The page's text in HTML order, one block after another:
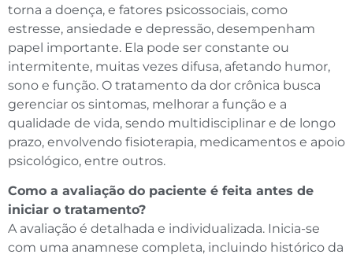
torna a doença, e fatores psicossociais, como
estresse, ansiedade e depressão, desempenham
papel importante. Ela pode ser constante ou
intermitente, muitas vezes difusa, afetando humor,
sono e função. O tratamento da dor crônica busca
gerenciar os sintomas, melhorar a função e a
qualidade de vida, sendo multidisciplinar e de longo
prazo, envolvendo fisioterapia, medicamentos e apoio
psicológico, entre outros.
Como a avaliação do paciente é feita antes de
iniciar o tratamento?
A avaliação é detalhada e individualizada. Inicia-se
com uma anamnese completa, incluindo histórico da